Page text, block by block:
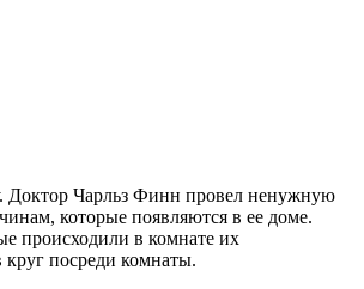
Доктор Чарльз Финн провел ненужную
которые появляются в ее доме.
происходили в комнате их
посреди комнаты.